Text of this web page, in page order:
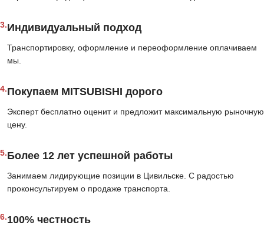
3.Индивидуальный подход
Транспортировку, оформление и переоформление оплачиваем
мы.
4.Покупаем MITSUBISHI дорого
Эксперт бесплатно оценит и предложит максимальную рыночную
цену.
5.Более 12 лет успешной работы
Занимаем лидирующие позиции в Цивильске. С радостью
проконсультируем о продаже транспорта.
6.100% честность